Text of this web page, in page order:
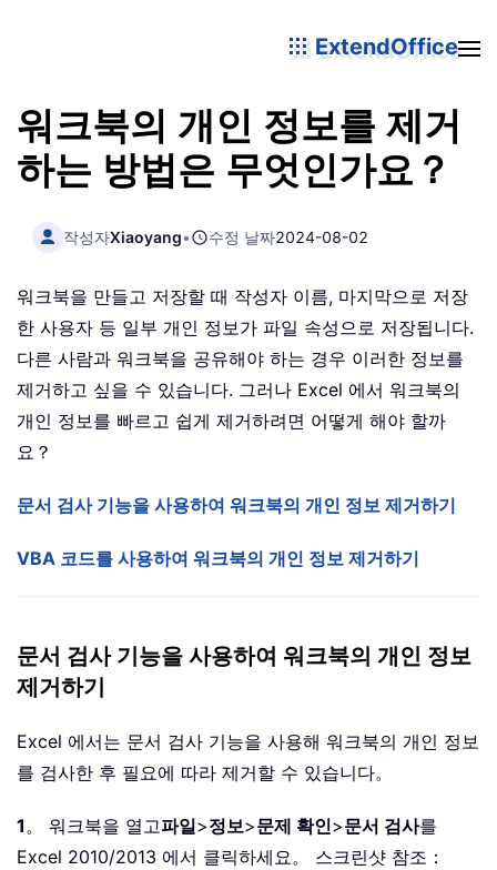
ExtendOffice
워크북의 개인 정보를 제거
하는 방법은 무엇인가요？
작성자Xiaoyang• 수정 날짜2024-08-02
워크북을 만들고 저장할 때 작성자 이름, 마지막으로 저장
한 사용자 등 일부 개인 정보가 파일 속성으로 저장됩니다.
다른 사람과 워크북을 공유해야 하는 경우 이러한 정보를
제거하고 싶을 수 있습니다. 그러나 Excel 에서 워크북의
개인 정보를 빠르고 쉽게 제거하려면 어떻게 해야 할까
요？
문서 검사 기능을 사용하여 워크북의 개인 정보 제거하기
VBA 코드를 사용하여 워크북의 개인 정보 제거하기
문서 검사 기능을 사용하여 워크북의 개인 정보
제거하기
Excel 에서는 문서 검사 기능을 사용해 워크북의 개인 정보
를 검사한 후 필요에 따라 제거할 수 있습니다。
1。 워크북을 열고파일>정보>문제 확인>문서 검사를
Excel 2010/2013 에서 클릭하세요。 스크린샷 참조：